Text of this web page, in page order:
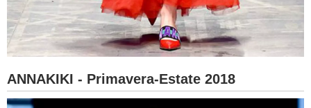
ANNAKIKI - Primavera-Estate 2018